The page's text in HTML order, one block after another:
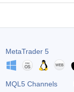
MetaTrader 5
MQL5 Channels